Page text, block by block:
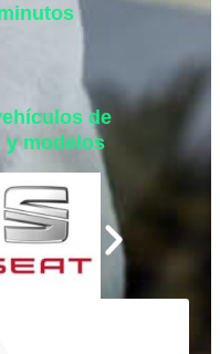
de
y modelos